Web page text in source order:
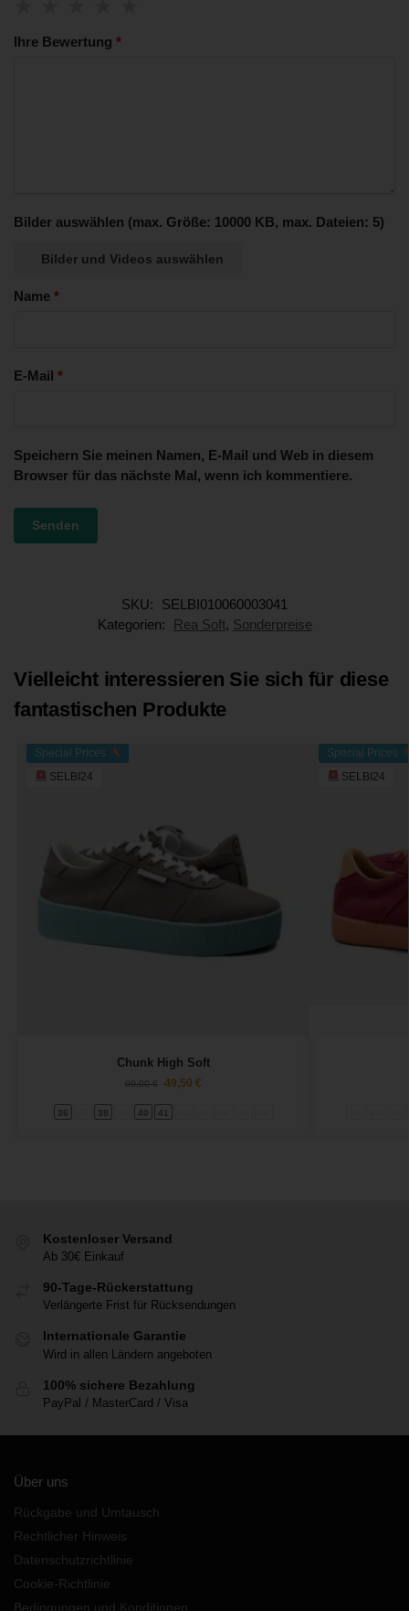
Ihre Bewertung *
Bilder auswählen (max. Größe: 10000 KB, max. Dateien: 5)
Bilder und Videos auswählen
Name *
E-Mail *
Speichern Sie meinen Namen, E-Mail und Web in diesem
Browser für das nächste Mal, wenn ich kommentiere.
SKU:
SELBI010060003041
Kategorien:
Rea Soft, Sonderpreise
Vielleicht interessieren Sie sich für diese
fantastischen Produkte
Special Prices
SELBI24
Chunk High Soft
99,00€ 49,50 €
36 38 40 41
Special Prices
SELBI24
Kostenloser Versand
Ab 30€ Einkauf
90-Tage-Rückerstattung
Verlängerte Frist für Rücksendungen
Internationale Garantie
Wird in allen Ländern angeboten
100% sichere Bezahlung
PayPal / MasterCard / Visa
Über uns
Rückgabe und Umtausch
Rechtlicher Hinweis
Datenschutzrichtlinie
Cookie-Richtlinie
Bedingungen und Konditionen